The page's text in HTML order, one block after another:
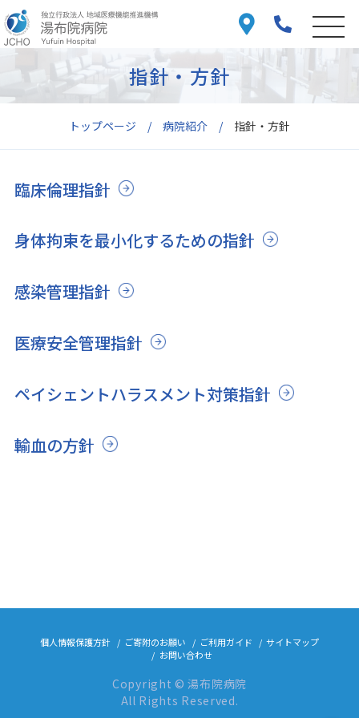
トップページ 病院紹介 指針・方針
指針・方針
臨床倫理指針
身体拘束を最小化するための指針
感染管理指針
医療安全管理指針
ペイシェントハラスメント対策指針
輸血の方針
個人情報保護方針 ご寄附のお願い ご利用ガイド
サイトマップ
お問い合わせ
Copyright © 湯布院病院
All Rights Reserved.